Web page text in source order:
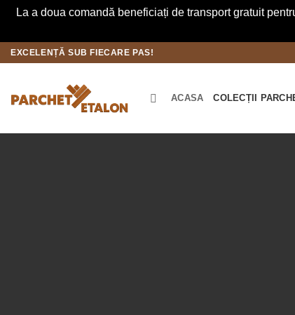
La a doua comandă beneficiați de transport gratuit
SkipEXCELENȚĂ SUB FIECARE PAS!
ACASA COLECȚII